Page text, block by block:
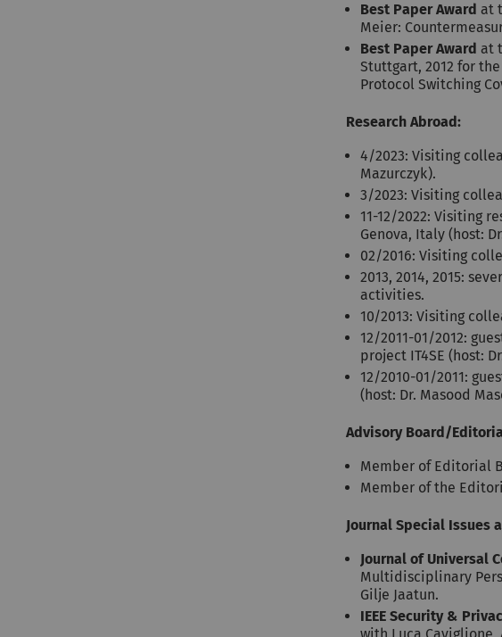
Best Paper Award at
Meier:
Best Paper Award at
Stuttgart, 2012 for
Protocol Switching
Research Abroad:
4/2023: Visiting
Mazurczyk).
3/2023: Visiting
11-12/2022: Visiting
Genova, Italy (host:
02/2016: Visiting
2013, 2014, 2015:
activities.
10/2013: Visiting
12/2011-01/2012:
project IT4SE (host:
12/2010-01/2011:
(host: Dr. Masood
Advisory Board/
Member of Editorial
Member of the
Journal Special Issues
Journal of Universal
Multidisciplinary
Gilje Jaatun.
IEEE Security &